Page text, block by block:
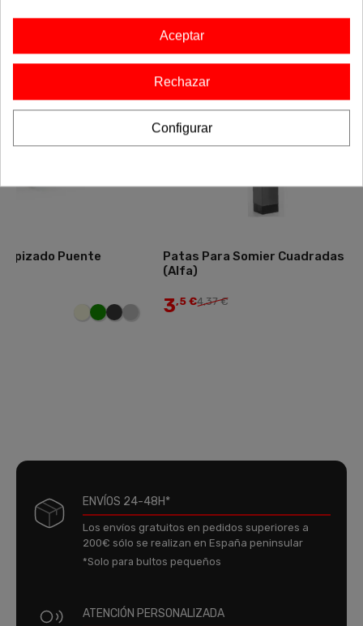
Patas Para Somier Cuadradas
Cómoda Lara
ENVÍOS 24-48H*
Los envíos gratuitos en pedidos superiores a
200€ sólo se realizan en España peninsular
*Solo para bultos pequeños
ATENCIÓN PERSONALIZADA
Aceptar
Rechazar
Configurar